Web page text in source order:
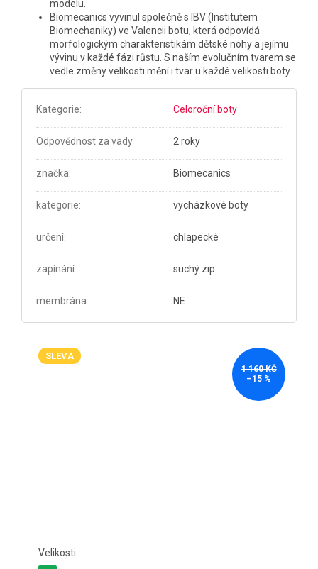
modelu.
Biomecanics vyvinul společně s IBV (Institutem
Biomechaniky) ve Valencii botu, která odpovídá
morfologickým charakteristikám dětské nohy a jejímu
vývinu v každé fázi růstu. S naším evolučním tvarem se
vedle změny velikosti mění i tvar u každé velikosti boty.
Kategorie: Celoroční boty
Odpovědnost za vady 2 roky
značka: Biomecanics
kategorie: vycházkové boty
určení: chlapecké
zapínání: suchý zip
membrána: NE
SLEVA
1 160 KČ
–15 %